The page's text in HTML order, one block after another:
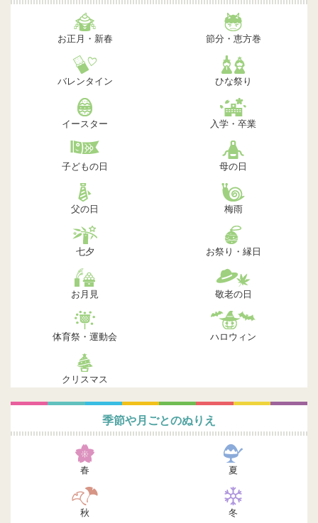
お正月・新春 節分・恵方巻
バレンタイン ひな祭り
イースター 入学・卒業
子どもの日 母の日
父の日 梅雨
七夕 お祭り・縁日
お月見 敬老の日
体育祭・運動会 ハロウィン
クリスマス
季節や月ごとのぬりえ
春 夏
秋 冬